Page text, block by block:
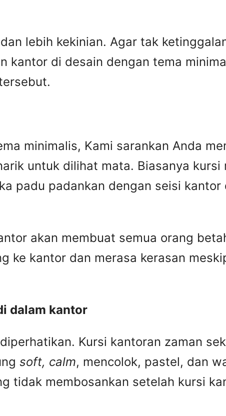
lebih kekinian. Agar tak
kantor di desain dengan tema
minimalis, Kami sarankan Anda
untuk dilihat mata. Biasanya kursi
padu padankan dengan seisi
akan membuat semua orang
ke kantor dan merasa kerasan
dalam kantor
Kursi kantoran zaman
soft, calm, mencolok, pastel, dan
tidak membosankan setelah kursi